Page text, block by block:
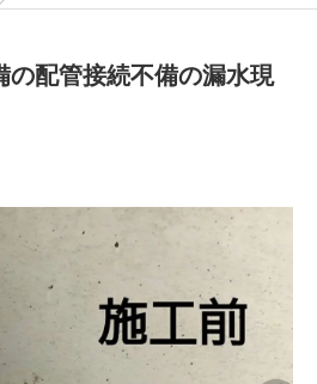
の配管接続不備の漏水現